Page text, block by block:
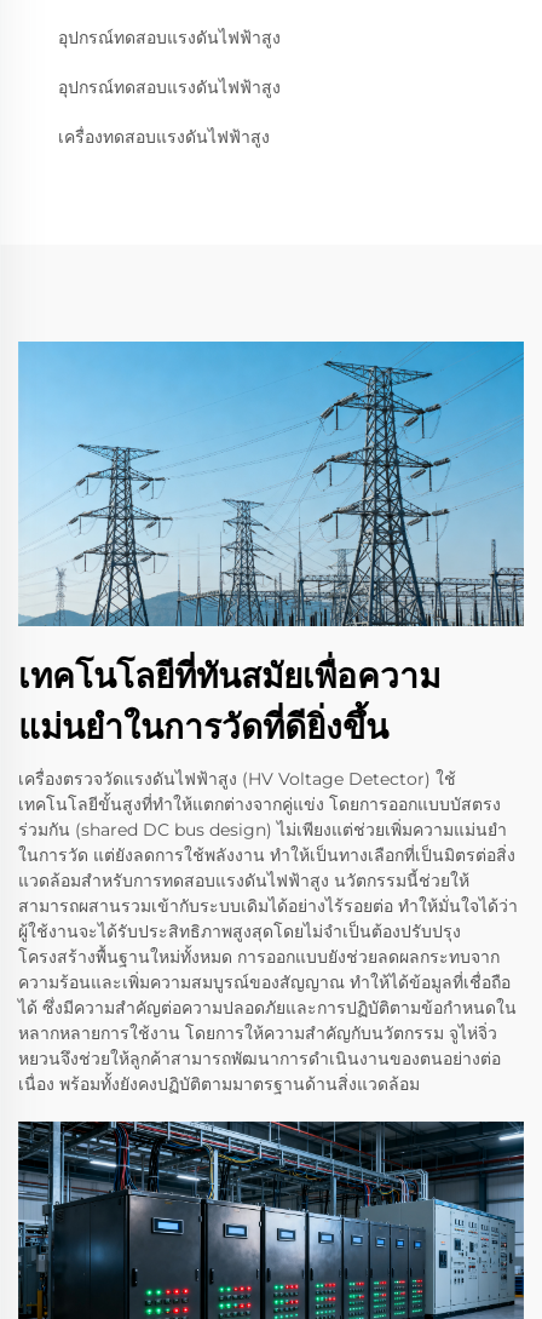
อุปกรณ์ทดสอบแรงดันไฟฟ้าสูง
อุปกรณ์ทดสอบแรงดันไฟฟ้าสูง
เครื่องทดสอบแรงดันไฟฟ้าสูง
เทคโนโลยีที่ทันสมัยเพื่อความ
แม่นยำในการวัดที่ดียิ่งขึ้น
เครื่องตรวจวัดแรงดันไฟฟ้าสูง (HV Voltage Detector) ใช้
เทคโนโลยีขั้นสูงที่ทำให้แตกต่างจากคู่แข่ง โดยการออกแบบบัสตรง
ร่วมกัน (shared DC bus design) ไม่เพียงแต่ช่วยเพิ่มความแม่นยำ
ในการวัด แต่ยังลดการใช้พลังงาน ทำให้เป็นทางเลือกที่เป็นมิตรต่อสิ่ง
แวดล้อมสำหรับการทดสอบแรงดันไฟฟ้าสูง นวัตกรรมนี้ช่วยให้
สามารถผสานรวมเข้ากับระบบเดิมได้อย่างไร้รอยต่อ ทำให้มั่นใจได้ว่า
ผู้ใช้งานจะได้รับประสิทธิภาพสูงสุดโดยไม่จำเป็นต้องปรับปรุง
โครงสร้างพื้นฐานใหม่ทั้งหมด การออกแบบยังช่วยลดผลกระทบจาก
ความร้อนและเพิ่มความสมบูรณ์ของสัญญาณ ทำให้ได้ข้อมูลที่เชื่อถือ
ได้ ซึ่งมีความสำคัญต่อความปลอดภัยและการปฏิบัติตามข้อกำหนดใน
หลากหลายการใช้งาน โดยการให้ความสำคัญกับนวัตกรรม จูไห่จิ่ว
หยวนจึงช่วยให้ลูกค้าสามารถพัฒนาการดำเนินงานของตนอย่างต่อ
เนื่อง พร้อมทั้งยังคงปฏิบัติตามมาตรฐานด้านสิ่งแวดล้อม